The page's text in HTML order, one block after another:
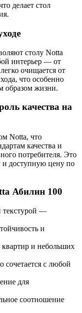
делает стол
столу Notta
интерьер — от
очищается от
что особенно
образом жизни.
качества на
Notta, что
качества и
потребителя. Это
и доступную цену по
Абилин 100
текстурой —
и
и небольших
с любой
для
соотношение